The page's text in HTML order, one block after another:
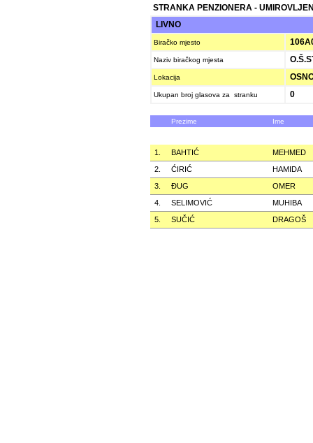
STRANKA PENZIONERA -
LIVNO
Biračko mjesto
Naziv biračkog mjesta
Lokacija
Ukupan broj glasova za stranku 0
Prezime Ime
1. BAHTIĆ
MEHMED
2.
ĆIRIĆ
HAMIDA
3.
ÐUG
OMER
4.
SELIMOVIĆ
MUHIBA
5.
SUČIĆ DRAGOŠ